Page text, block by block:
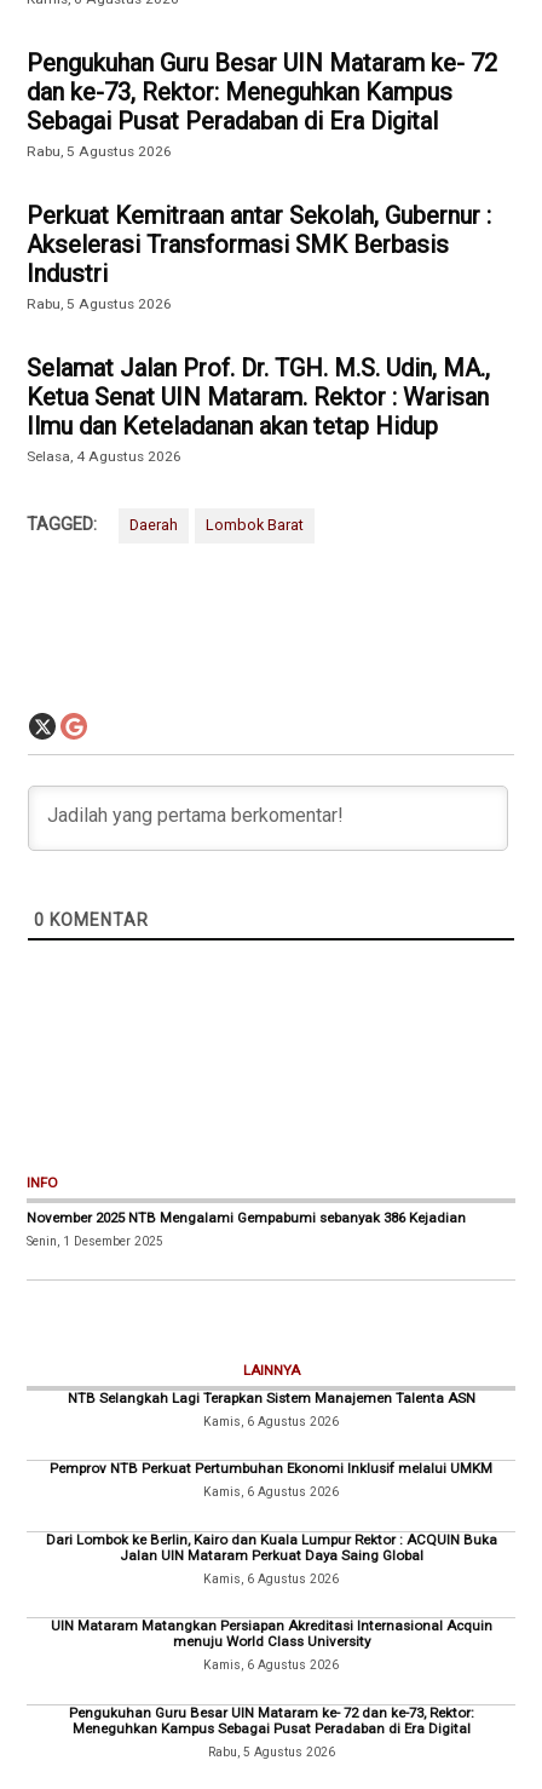
Pengukuhan Guru Besar UIN Mataram ke- 72
dan ke-73, Rektor: Meneguhkan Kampus
Sebagai Pusat Peradaban di Era Digital
Rabu, 5 Agustus 2026
Perkuat Kemitraan antar Sekolah, Gubernur :
Akselerasi Transformasi SMK Berbasis
Industri
Rabu, 5 Agustus 2026
Selamat Jalan Prof. Dr. TGH. M.S. Udin, MA.,
Ketua Senat UIN Mataram. Rektor : Warisan
Ilmu dan Keteladanan akan tetap Hidup
Selasa, 4 Agustus 2026
TAGGED: Daerah Lombok Barat
0 KOMENTAR
INFO
November 2025 NTB Mengalami Gempabumi sebanyak 386 Kejadian
Senin, 1 Desember 2025
LAINNYA
NTB Selangkah Lagi Terapkan Sistem Manajemen Talenta ASN
Kamis, 6 Agustus 2026
Pemprov NTB Perkuat Pertumbuhan Ekonomi Inklusif melalui UMKM
Kamis, 6 Agustus 2026
Dari Lombok ke Berlin, Kairo dan Kuala Lumpur Rektor : ACQUIN Buka
Jalan UIN Mataram Perkuat Daya Saing Global
Kamis, 6 Agustus 2026
UIN Mataram Matangkan Persiapan Akreditasi Internasional Acquin
menuju World Class University
Kamis, 6 Agustus 2026
Pengukuhan Guru Besar UIN Mataram ke- 72 dan ke-73, Rektor:
Meneguhkan Kampus Sebagai Pusat Peradaban di Era Digital
Rabu, 5 Agustus 2026